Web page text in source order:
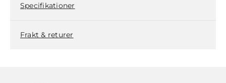
Specifikationer
Frakt & returer